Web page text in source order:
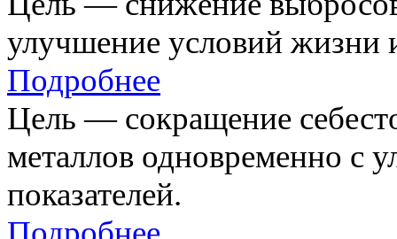
улучшение условий жизни
Подробнее
Цель — сокращение
металлов одновременно с
показателей.